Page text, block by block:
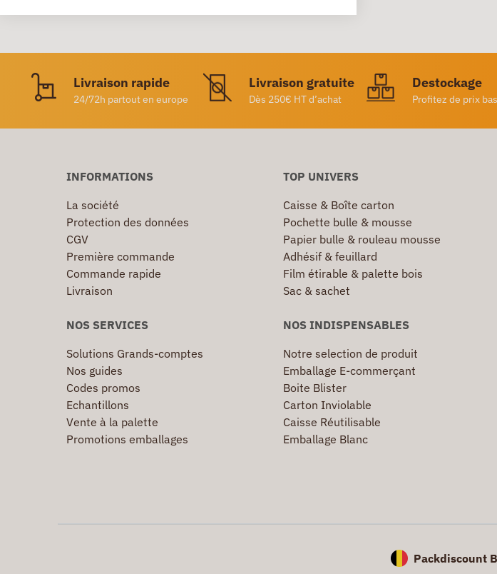
Livraison rapide
24/72h partout en europe
Livraison gratuite
Dès 250€ HT d’achat
Destockage
Profitez de prix
INFORMATIONS
La société
Protection des données
CGV
Première commande
Commande rapide
Livraison
TOP UNIVERS
Caisse & Boîte carton
Pochette bulle & mousse
Papier bulle & rouleau mousse
Adhésif & feuillard
Film étirable & palette bois
Sac & sachet
NOS SERVICES
Solutions Grands-comptes
Nos guides
Codes promos
Echantillons
Vente à la palette
Promotions emballages
NOS INDISPENSABLES
Notre selection de produit
Emballage E-commerçant
Boite Blister
Carton Inviolable
Caisse Réutilisable
Emballage Blanc
Packdiscount